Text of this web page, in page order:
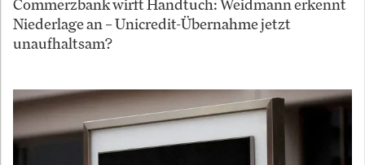
Commerzbank wirft Handtuch: Weidmann erkennt
Niederlage an – Unicredit-Übernahme jetzt
unaufhaltsam?